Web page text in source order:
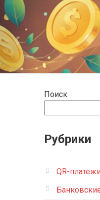
Поиск
Рубрики
QR-